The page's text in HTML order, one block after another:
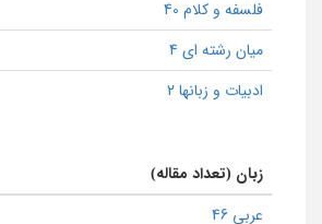
فلسفه و کلام 40
میان رشته ای 4
ادبیات و زبانها 2
زبان (تعداد مقاله)
عربی 46